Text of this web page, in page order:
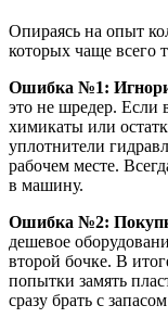
Опираясь на опыт
которых чаще всего
Ошибка №1:
это не шредер. Если
химикаты или
уплотнители
рабочем месте.
в машину.
Ошибка №2:
дешевое
второй бочке. В
попытки замять
сразу брать с